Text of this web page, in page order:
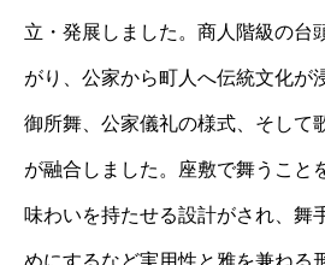
立・発展しました。商人階級の台
がり、公家から町人へ伝統文化が
御所舞、公家儀礼の様式、そして
が融合しました。座敷で舞うこと
味わいを持たせる設計がされ、舞